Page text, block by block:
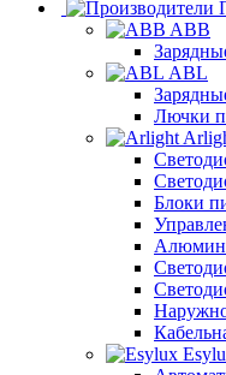
ABB
ABL
Лючки
Блоки